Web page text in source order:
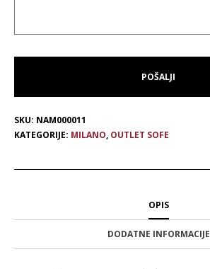
SKU: NAM000011
KATEGORIJE: MILANO, OUTLET SOFE
OPIS
DODATNE INFORMACIJE